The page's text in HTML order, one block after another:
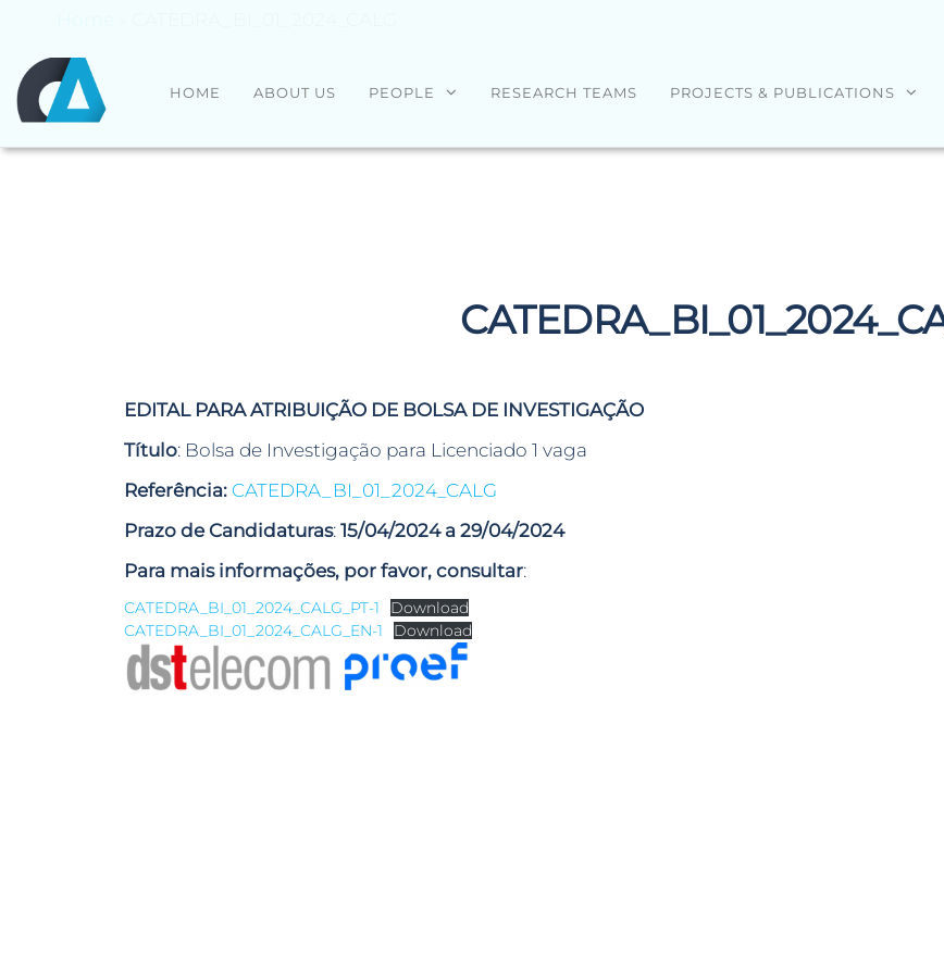
CENTRO
Universidade
HOME ABOUT US PEOPLE RESEARCH TEAMS PROJECTS & PUBLICATIONS
EDITAL PARA ATRIBUIÇÃO DE BOLSA DE INVESTIGAÇÃO
Título: Bolsa de Investigação para Licenciado 1 vaga
Referência: CATEDRA_BI_01_2024_CALG
Prazo de Candidaturas: 15/04/2024 a 29/04/2024
Para mais informações, por favor, consultar:
CATEDRA_BI_01_2024_CALG_PT-1
Download
CATEDRA_BI_01_2024_CALG_EN-1
Download